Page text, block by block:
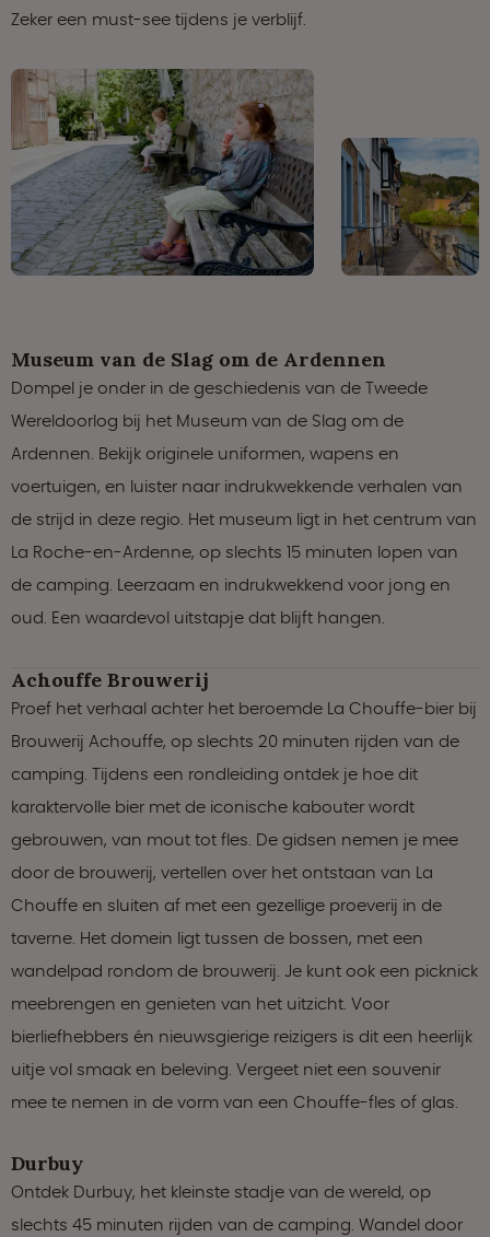
Zeker een must-see tijdens je verblijf.
Museum van de Slag om de Ardennen
Dompel je onder in de geschiedenis van de Tweede
Wereldoorlog bij het Museum van de Slag om de
Ardennen. Bekijk originele uniformen, wapens en
voertuigen, en luister naar indrukwekkende verhalen van
de strijd in deze regio. Het museum ligt in het centrum van
La Roche-en-Ardenne, op slechts 15 minuten lopen van
de camping. Leerzaam en indrukwekkend voor jong en
oud. Een waardevol uitstapje dat blijft hangen.
Achouffe Brouwerij
Proef het verhaal achter het beroemde La Chouffe-bier bij
Brouwerij Achouffe, op slechts 20 minuten rijden van de
camping. Tijdens een rondleiding ontdek je hoe dit
karaktervolle bier met de iconische kabouter wordt
gebrouwen, van mout tot fles. De gidsen nemen je mee
door de brouwerij, vertellen over het ontstaan van La
Chouffe en sluiten af met een gezellige proeverij in de
taverne. Het domein ligt tussen de bossen, met een
wandelpad rondom de brouwerij. Je kunt ook een picknick
meebrengen en genieten van het uitzicht. Voor
bierliefhebbers én nieuwsgierige reizigers is dit een heerlijk
uitje vol smaak en beleving. Vergeet niet een souvenir
mee te nemen in de vorm van een Chouffe-fles of glas.
Durbuy
Ontdek Durbuy, het kleinste stadje van de wereld, op
slechts 45 minuten rijden van de camping. Wandel door